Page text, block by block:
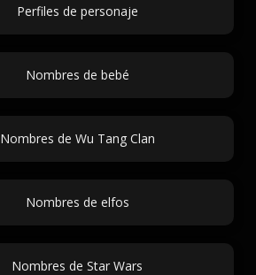
Perfiles de personaje
Nombres de bebé
Nombres de Wu Tang Clan
Nombres de elfos
Nombres de Star Wars